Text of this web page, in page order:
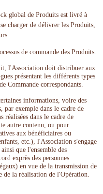
global de Produits est livré à
charger de délivrer les Produits,
de commande des Produits.
l'Association doit distribuer aux
présentant les différents types
Commande correspondants.
informations, voire des
par exemple dans le cadre de
réalisées dans le cadre de
autre contenu, ou pour
aux bénéficiaires ou
etc.), l'Association s'engage
que l'ensemble des
exprès des personnes
en vue de la transmission de
la réalisation de l'Opération.